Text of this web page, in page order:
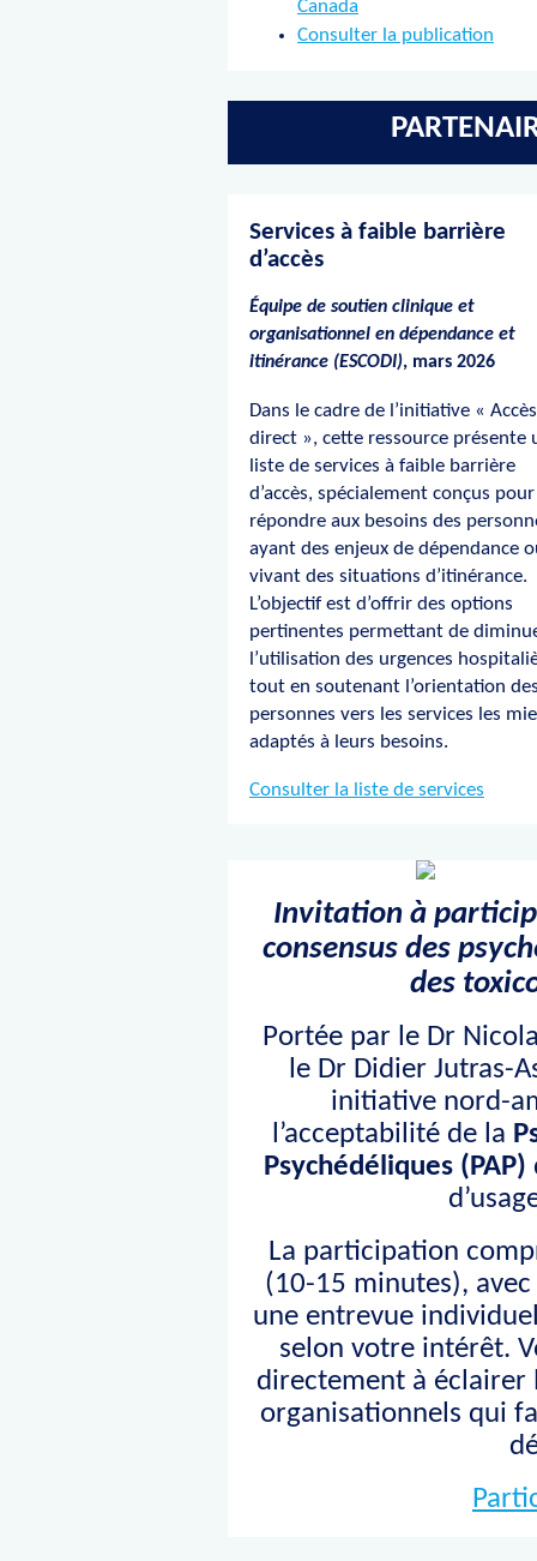
Canada
Consulter la publication
Services à faible barrière
d’accès
Équipe de soutien clinique et
organisationnel en dépendance et
itinérance (ESCODI), mars 2026
Dans le cadre de l’initiative « Accès
direct », cette ressource présente
liste de services à faible barrière
d’accès, spécialement conçus pour
répondre aux besoins des
ayant des enjeux de dépendance
vivant des situations d’itinérance.
L’objectif est d’offrir des options
pertinentes permettant de
l’utilisation des urgences
tout en soutenant l’orientation
personnes vers les services les
adaptés à leurs besoins.
Consulter la liste de services
Invitation à
consensus des
des
Portée par le Dr
le Dr Didier Jutras-
initiative nord-
l’acceptabilité de la
Psychédéliques (PAP)
La participation
(10-15 minutes),
une entrevue
selon votre intérêt.
directement à éclairer
organisationnels qui